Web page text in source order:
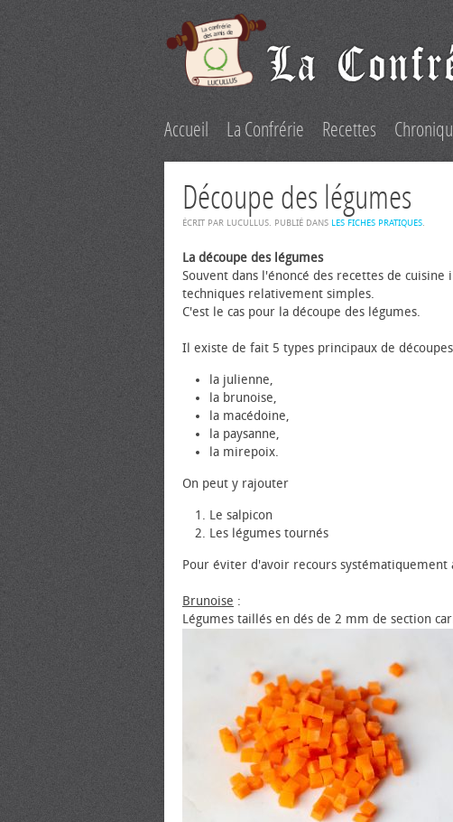
Accueil La Confrérie Recettes
Découpe des légumes
ÉCRIT PAR LUCULLUS. PUBLIÉ DANS LES FICHES PRATIQUES.
La découpe des légumes
Souvent dans l'énoncé des recettes de
techniques relativement simples.
C'est le cas pour la découpe des légumes.
Il existe de fait 5 types principaux de découpes
la julienne,
la brunoise,
la macédoine,
la paysanne,
la mirepoix.
On peut y rajouter
Le salpicon
Les légumes tournés
Pour éviter d'avoir recours
Brunoise :
Légumes taillés en dés de 2 mm de section